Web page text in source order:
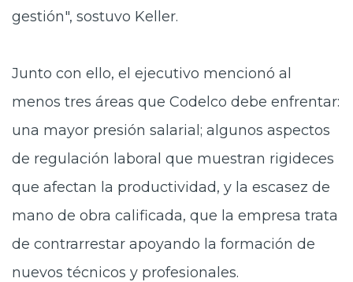
gestión", sostuvo Keller.
Junto con ello, el ejecutivo mencionó al
menos tres áreas que Codelco debe enfrentar:
una mayor presión salarial; algunos aspectos
de regulación laboral que muestran rigideces
que afectan la productividad, y la escasez de
mano de obra calificada, que la empresa trata
de contrarrestar apoyando la formación de
nuevos técnicos y profesionales.